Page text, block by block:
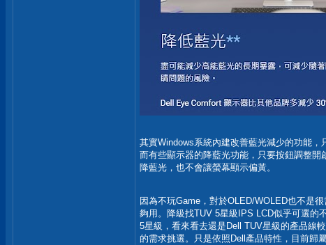
其實Windows系統內建改善藍光減少的功能，
而有些顯示器的降藍光功能，只要按鈕調整開
降藍光，也不會讓螢幕顯示偏黃。
因為不玩Game，對於OLED/WOLED也不是
夠用。降級找TUV 5星級IPS LCD似乎可選的
5星級，看來看去還是Dell TUV星級的產品線
的需求挑選。只是依照Dell產品特性，目前歸